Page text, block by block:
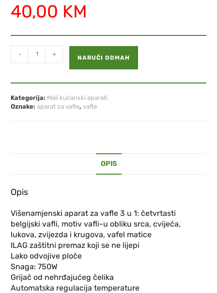
40,00 KM
- + NARUČI ODMAH
Kategorija: Mali kućanski aparati
Oznake:aparat za vafle,vafle
OPIS
Opis
Višenamjenski aparat za vafle 3 u 1: četvrtasti
belgijski vafli, motiv vafli-u obliku srca, cvijeća,
lukova, zvijezda i krugova, vafel matice
ILAG zaštitni premaz koji se ne lijepi
Lako odvojive ploče
Snaga: 750W
Grijač od nehrđajućeg čelika
Automatska regulacija temperature